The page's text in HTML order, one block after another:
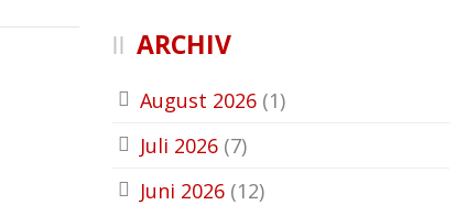
ARCHIV
August 2026 (1)
Juli 2026 (7)
Juni 2026 (12)